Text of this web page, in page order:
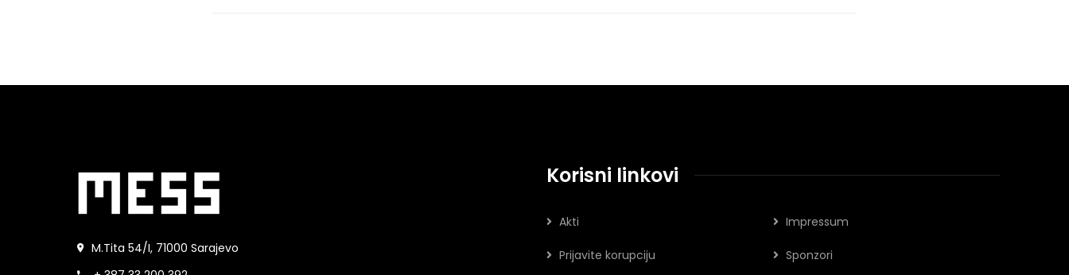
M.Tita 54/I, 71000 Sarajevo
Korisni linkovi
Akti Impressum
Prijavite korupciju Sponzori